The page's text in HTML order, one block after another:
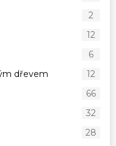
2
12
6
dřevem
12
66
32
28